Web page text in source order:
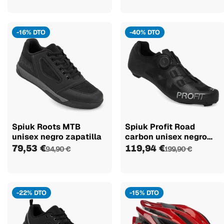
-16% DTO
Spiuk Roots MTB
unisex negro zapatilla
79,53 €94,90 €
-40% DTO
Spiuk Profit Road
carbon unisex negro
zapatilla
119,94 €199,90 €
-22% DTO -15% DTO